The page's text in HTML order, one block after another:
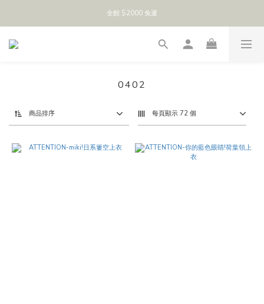
全館 $2000 免運
0402
商品排序 每頁顯示 72 個